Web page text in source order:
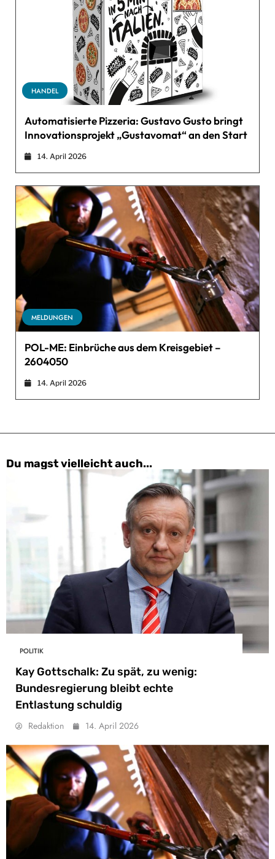
HANDEL
Automatisierte Pizzeria: Gustavo Gusto bringt
Innovationsprojekt „Gustavomat“ an den Start
14. April 2026
MELDUNGEN
POL-ME: Einbrüche aus dem Kreisgebiet –
2604050
14. April 2026
Du magst vielleicht auch...
POLITIK
Kay Gottschalk: Zu spät, zu wenig:
Bundesregierung bleibt echte
Entlastung schuldig
Redaktion 14. April 2026